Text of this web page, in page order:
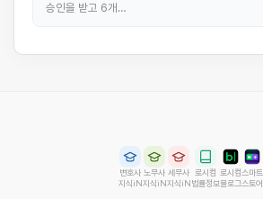
승인을 받고 6개…
변호사
지식iN
노무사
지식iN
세무사
지식iN
로시컴
법률정보
로시컴
블로그
스마트
스토어